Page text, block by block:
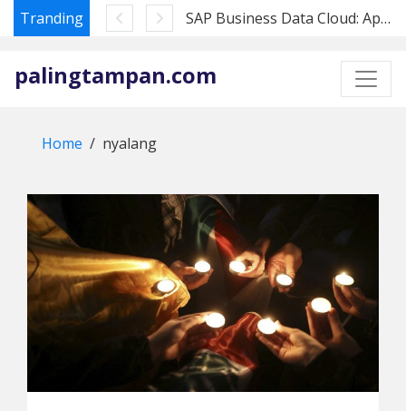
Skip
content
Tranding SAP Business Data Cloud: Apa Artinya bagi Pembeli Datasphere di 2026
palingtampan.com
Home nyalang